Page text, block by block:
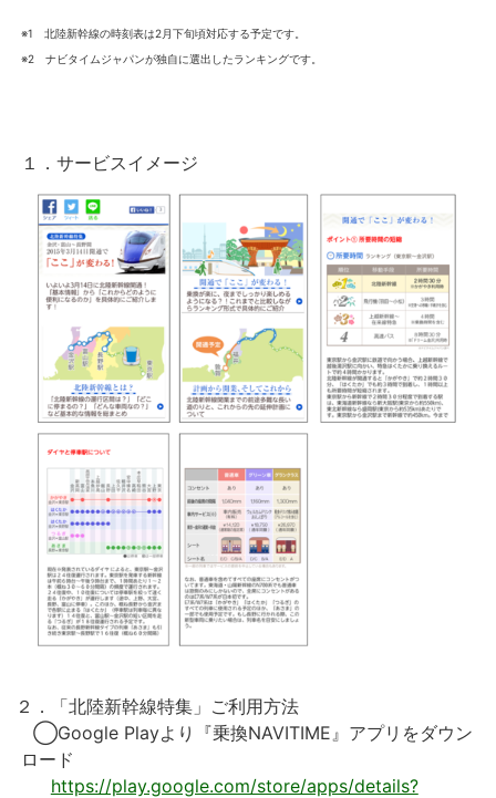
※1 北陸新幹線の時刻表は2月下旬頃対応する予定です。
※2 ナビタイムジャパンが独自に選出したランキングです。
１．サービスイメージ
２．
「北陸新幹線特集」ご利用方法
◯Google Playより『乗換NAVITIME』アプリをダウン
ロード
https://play.google.com/store/apps/details?